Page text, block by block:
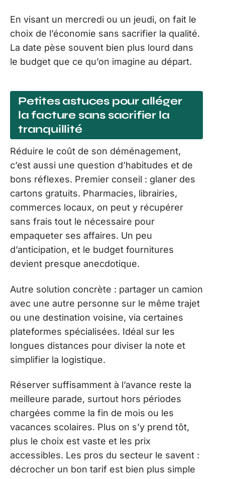
En visant un mercredi ou un jeudi, on fait le
choix de l’économie sans sacrifier la qualité.
La date pèse souvent bien plus lourd dans
le budget que ce qu’on imagine au départ.
Petites astuces pour alléger
la facture sans sacrifier la
tranquillité
Réduire le coût de son déménagement,
c’est aussi une question d’habitudes et de
bons réflexes. Premier conseil : glaner des
cartons gratuits. Pharmacies, librairies,
commerces locaux, on peut y récupérer
sans frais tout le nécessaire pour
empaqueter ses affaires. Un peu
d’anticipation, et le budget fournitures
devient presque anecdotique.
Autre solution concrète : partager un camion
avec une autre personne sur le même trajet
ou une destination voisine, via certaines
plateformes spécialisées. Idéal sur les
longues distances pour diviser la note et
simplifier la logistique.
Réserver suffisamment à l’avance reste la
meilleure parade, surtout hors périodes
chargées comme la fin de mois ou les
vacances scolaires. Plus on s’y prend tôt,
plus le choix est vaste et les prix
accessibles. Les pros du secteur le savent :
décrocher un bon tarif est bien plus simple